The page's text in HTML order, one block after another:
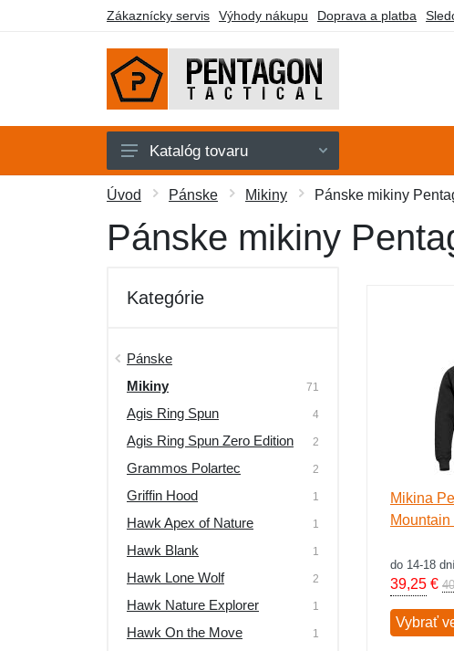
Zákaznícky servis Výhody nákupu Doprava a platba
Pánske
Dámske
Obuv a ponožky
Taktické vybavenie
Darčekové poukazy
Výpredaj
Katalóg tovaru
Úvod Pánske Mikiny Pánske mikiny
Pánske mikiny
Kategórie
Pánske
Mikiny
71
Agis Ring Spun 4
Agis Ring Spun Zero Edition 2
Grammos Polartec 2
Griffin Hood 1
Hawk Apex of Nature 1
Hawk Blank 1
Hawk Lone Wolf 2
Hawk Nature Explorer 1
Hawk On the Move 1
Mikina
Mountain
do 14-18
39,25 €
Vybrať